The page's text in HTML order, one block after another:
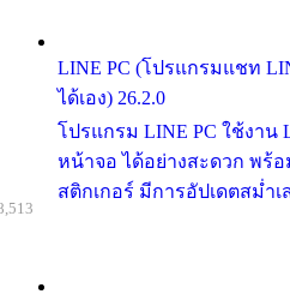
LINE PC (โปรแกรมแชท
ได้เอง) 26.2.0
โปรแกรม LINE PC ใช้งา
หน้าจอ ได้อย่างสะดวก พร้
สติกเกอร์ มีการอัปเดตสม่ำเ